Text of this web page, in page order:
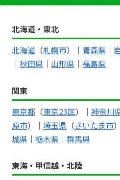
北海道・東北
北海道 （札幌市）｜ 青森県 ｜
｜ 秋田県 ｜ 山形県 ｜ 福島県
関東
東京都 （東京23区）｜ 神奈川
原市）｜ 埼玉県 （さいたま市
城県 ｜ 栃木県 ｜ 群馬県
東海・甲信越・北陸